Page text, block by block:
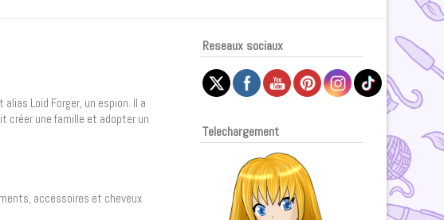
Loid Forger, un espion. Il a
créer une famille et adopter un
accessoires et cheveux
Reseaux sociaux
Telechargement